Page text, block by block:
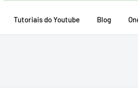
Tutoriais do Youtube Blog